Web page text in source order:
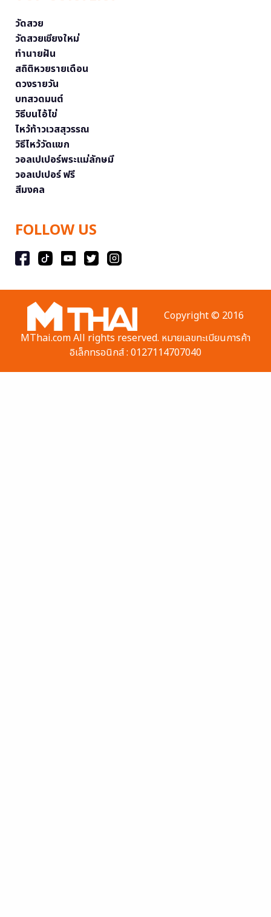
วัดสวย
วัดสวยเชียงใหม่
ทำนายฝัน
สถิติหวยรายเดือน
ดวงรายวัน
บทสวดมนต์
วิธีบนไอ้ไข่
ไหว้ท้าวเวสสุวรรณ
วิธีไหว้วัดแขก
วอลเปเปอร์พระแม่ลักษมี
วอลเปเปอร์ ฟรี
สีมงคล
FOLLOW US
Copyright © 2016
MThai.com All rights reserved. หมายเลขทะเบียนการค้า
อิเล็กทรอนิกส์ : 0127114707040